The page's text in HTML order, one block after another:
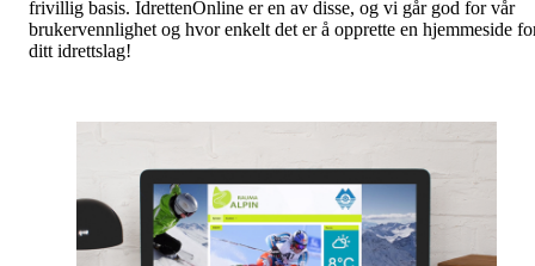
frivillig basis. IdrettenOnline er en av disse, og vi går god for vår
brukervennlighet og hvor enkelt det er å opprette en hjemmeside
ditt idrettslag!